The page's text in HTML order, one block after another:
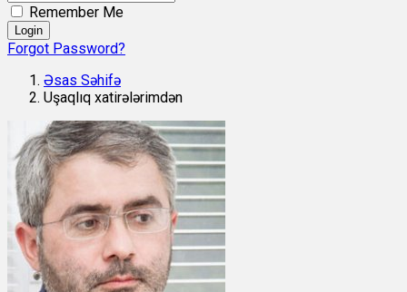
Remember Me
Login
Forgot Password?
Əsas Səhifə
Uşaqlıq xatirələrimdən